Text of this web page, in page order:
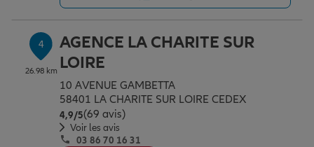
4
26.98 km
AGENCE LA CHARITE SUR
LOIRE
10 AVENUE GAMBETTA
58401 LA CHARITE SUR LOIRE CEDEX
4,9/5Note de 4.9 sur 5
(69 avis)
Voir les avis
03 86 70 16 31